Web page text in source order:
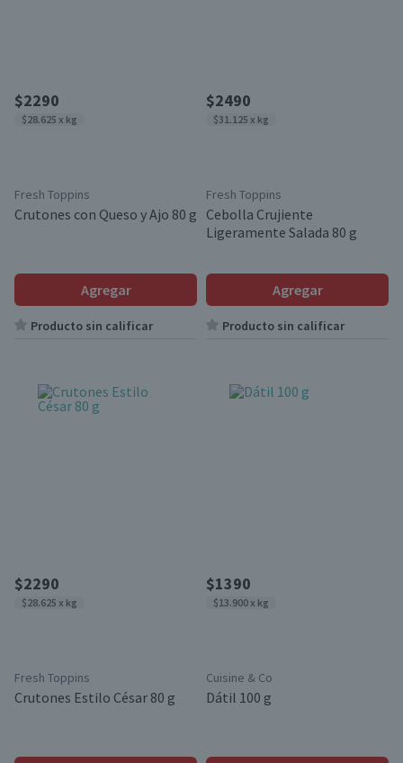
$2290
$28.625 x kg
Fresh Toppins
Crutones con Queso y Ajo 80 g
Agregar
Producto sin calificar
$2490
$31.125 x kg
Fresh Toppins
Cebolla Crujiente
Ligeramente Salada 80 g
Agregar
Producto sin calificar
$2290
$28.625 x kg
Fresh Toppins
Crutones Estilo César 80 g
$1390
$13.900 x kg
Cuisine & Co
Dátil 100 g